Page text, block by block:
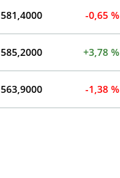
581,4000 -0,65 %
585,2000 +3,78 %
563,9000 -1,38 %